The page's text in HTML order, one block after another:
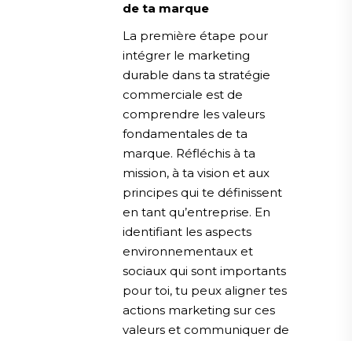
de ta marque
La première étape pour
intégrer le marketing
durable dans ta stratégie
commerciale est de
comprendre les valeurs
fondamentales de ta
marque. Réfléchis à ta
mission, à ta vision et aux
principes qui te définissent
en tant qu’entreprise. En
identifiant les aspects
environnementaux et
sociaux qui sont importants
pour toi, tu peux aligner tes
actions marketing sur ces
valeurs et communiquer de